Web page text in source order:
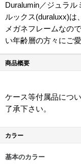
Duralumin／ジュラル
ルックス(duraluxx)は
メガネフレームなの
い年齢層の方々にご
商品概要
ケース等付属品につ
了承下さい。
カラー
基本のカラー